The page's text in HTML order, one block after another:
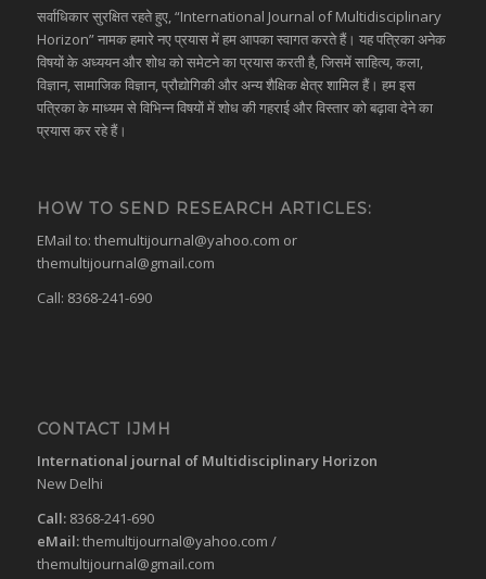
सर्वाधिकार सुरक्षित रहते हुए, “International Journal of Multidisciplinary
Horizon” नामक हमारे नए प्रयास में हम आपका स्वागत करते हैं। यह पत्रिका अनेक
विषयों के अध्ययन और शोध को समेटने का प्रयास करती है, जिसमें साहित्य, कला,
विज्ञान, सामाजिक विज्ञान, प्रौद्योगिकी और अन्य शैक्षिक क्षेत्र शामिल हैं। हम इस
पत्रिका के माध्यम से विभिन्न विषयों में शोध की गहराई और विस्तार को बढ़ावा देने का
प्रयास कर रहे हैं।
HOW TO SEND RESEARCH ARTICLES:
EMail to: themultijournal@yahoo.com or
themultijournal@gmail.com
Call: 8368-241-690
CONTACT IJMH
International journal of Multidisciplinary Horizon
New Delhi
Call: 8368-241-690
eMail:themultijournal@yahoo.com /
themultijournal@gmail.com